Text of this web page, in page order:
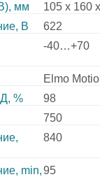
мм
105 x 160
В
622
-40…+70
Elmo
%
98
750
840
min,95